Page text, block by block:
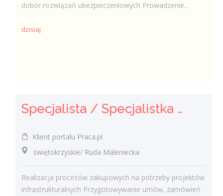
dobór rozwiązań ubezpieczeniowych Prowadzenie...
dzisiaj
Specjalista / Specjalistka ds. Zakupów
Klient portalu Praca.pl
świętokrzyskie/ Ruda Maleniecka
Realizacja procesów zakupowych na potrzeby projektów
infrastrukturalnych Przygotowywanie umów, zamówień